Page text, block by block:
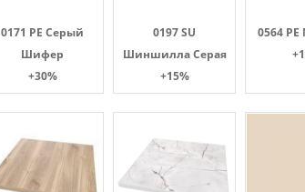
0171 PE Серый
Шифер
+30%
0197 SU
Шиншилла Серая
+15%
0564